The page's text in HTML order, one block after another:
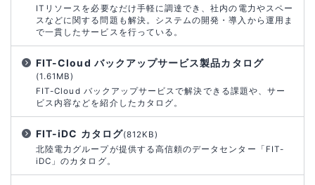
ITリソースを必要なだけ手軽に調達でき、社内の電力やスペー
スなどに関する問題も解決。システムの開発・導入から運用ま
で一貫したサービスを行っている。
FIT-Cloud バックアップサービス製品カタログ
(1.61MB)
FIT-Cloud バックアップサービスで解決できる課題や、サー
ビス内容などを紹介したカタログ。
FIT-iDC カタログ(812KB)
北陸電力グループが提供する高信頼のデータセンター「FIT-
iDC」のカタログ。